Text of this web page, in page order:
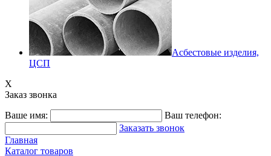
Асбестовые изделия,
ЦСП
X
Заказ звонка
Ваше имя:
Ваш телефон:
Заказать звонок
Главная
Каталог товаров